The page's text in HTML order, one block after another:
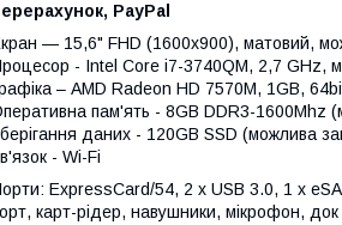
PayPal
— 15,6" FHD (1600х900), матовий,
- Intel Core i7-3740QM, 2,7 GHz,
– AMD Radeon HD 7570M, 1GB,
пам'ять - 8GB DDR3-1600Mhz
даних - 120GB SSD (можлива
- Wi-Fi
ExpressCard/54, 2 x USB 3.0, 1 x
карт-рідер, навушники, мікрофон, док